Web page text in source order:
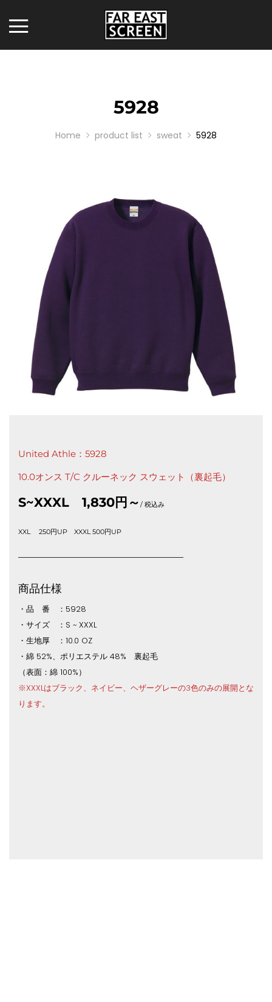
5928
Home product list sweat 5928
United Athle：5928
10.0オンス T/C クルーネック スウェット（裏起毛）
S~XXXL 1,830円～ / 税込み
XXL 250円UP XXXL 500円UP
商品仕様
・品 番 ：5928
・サイズ ：S ~ XXXL
・生地厚 ：10.0 OZ
・綿 52%、ポリエステル 48% 裏起毛
（表面：綿 100%）
※XXXLはブラック、ネイビー、ヘザーグレーの3色のみの展開とな
ります。